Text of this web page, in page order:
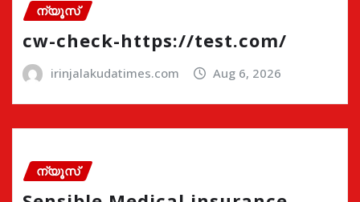
ന്യൂസ്
cw-check-https://test.com/
irinjalakudatimes.com Aug 6, 2026
ന്യൂസ്